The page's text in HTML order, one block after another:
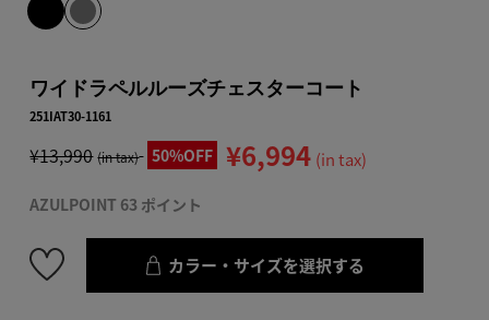
ワイドラペルルーズチェスターコート
251IAT30-1161
¥13,990 (in tax) 50%OFF ¥6,994 (in tax)
AZULPOINT 63 ポイント
カラー・サイズを選択する